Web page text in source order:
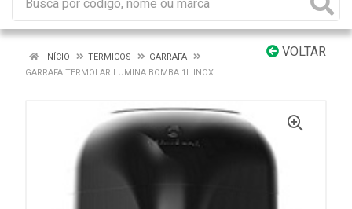
VOLTAR
INÍCIO TERMICOS
GARRAFA
GARRAFA TERMOLAR LUMINA BOMBA 1L INOX